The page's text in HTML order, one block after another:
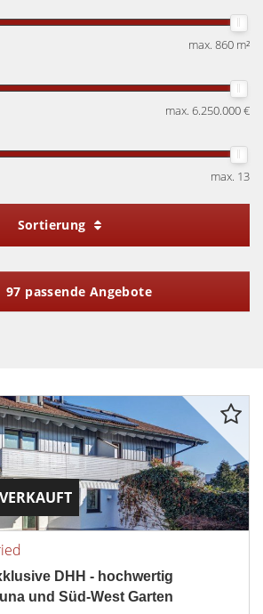
max. 860 m²
max. 6.250.000 €
max. 13
Sortierung
97 passende Angebote
VERKAUFT
DHH - hochwertig
und Süd-West Garten